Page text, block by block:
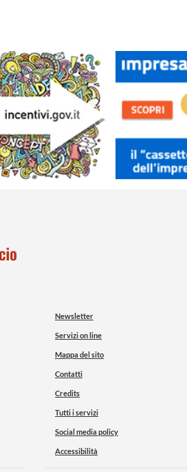
Newsletter
Servizi on line
Mappa del sito
Contatti
Credits
Tutti i servizi
Social media policy
Accessibilità